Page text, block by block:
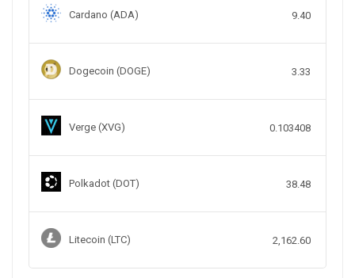
Cardano (ADA) 9.40
Dogecoin (DOGE) 3.33
Verge (XVG) 0.103408
Polkadot (DOT) 38.48
Litecoin (LTC) 2,162.60